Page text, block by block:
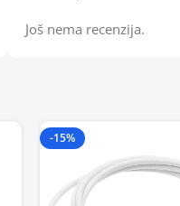
Još nema recenzija.
-15%